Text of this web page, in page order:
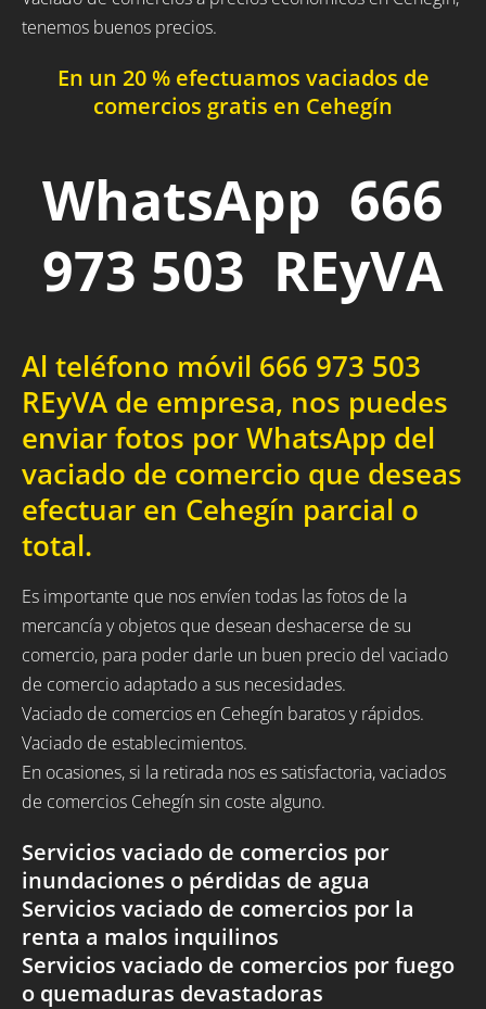
tenemos buenos precios.
En un 20 % efectuamos vaciados de
comercios gratis en Cehegín
WhatsApp 666
973 503 REyVA
Al teléfono móvil 666 973 503
REyVA de empresa, nos puedes
enviar fotos por WhatsApp del
vaciado de comercio que deseas
efectuar en Cehegín parcial o
total.
Es importante que nos envíen todas las fotos de la
mercancía y objetos que desean deshacerse de su
comercio, para poder darle un buen precio del vaciado
de comercio adaptado a sus necesidades.
Vaciado de comercios en Cehegín baratos y rápidos.
Vaciado de establecimientos.
En ocasiones, si la retirada nos es satisfactoria, vaciados
de comercios Cehegín sin coste alguno.
Servicios vaciado de comercios por
inundaciones o pérdidas de agua
Servicios vaciado de comercios por la
renta a malos inquilinos
Servicios vaciado de comercios por fuego
o quemaduras devastadoras